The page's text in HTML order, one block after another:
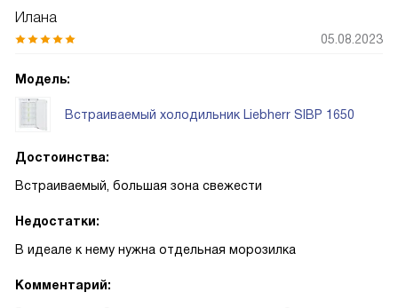
Илана
05.08.2023
Модель:
Встраиваемый холодильник Liebherr SIBP 1650
Достоинства:
Встраиваемый, большая зона свежести
Недостатки:
В идеале к нему нужна отдельная морозилка
Комментарий: